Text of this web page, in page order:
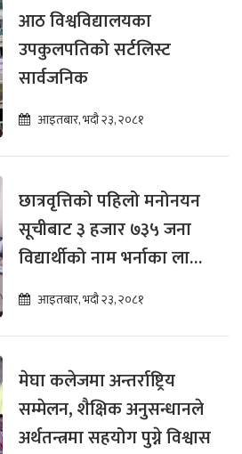
आठ विश्वविद्यालयका
उपकुलपतिको सर्टलिस्ट
सार्वजनिक
आइतबार, भदौ २३, २०८१
छात्रवृत्तिको पहिलो मनोनयन
सूचीबाट ३ हजार ७३५ जना
विद्यार्थीको नाम भर्नाका लागि
सिफारिस
आइतबार, भदौ २३, २०८१
मेघा कलेजमा अन्तर्राष्ट्रिय
सम्मेलन, शैक्षिक अनुसन्धानले
अर्थतन्त्रमा सहयोग पुग्ने विश्वास